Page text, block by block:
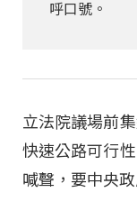
呼口號。
立法院議場前
快速公路可行
喊聲，要中央